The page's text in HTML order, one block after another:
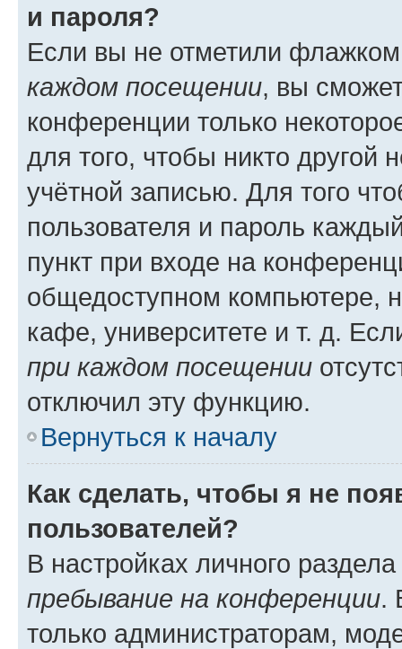
и пароля?
Если вы не отметили
каждом посещении, вы
конференции только
для того, чтобы никто другой
учётной записью. Для того
пользователя и пароль
пункт при входе на
общедоступном компьютере,
кафе, университете и т. д.
при каждом посещении
отключил эту функцию.
Вернуться к началу
Как сделать, чтобы я не
пользователей?
В настройках личного
пребывание на конференции.
только администраторам,